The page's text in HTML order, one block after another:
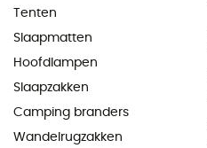
Tenten
Slaapmatten
Hoofdlampen
Slaapzakken
Camping branders
Wandelrugzakken